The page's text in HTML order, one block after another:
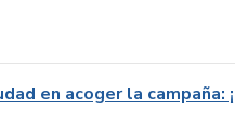
en acoger la campaña: